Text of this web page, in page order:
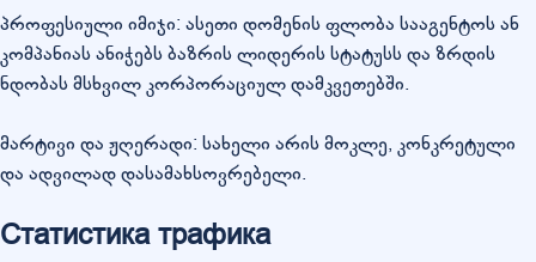
პროფესიული იმიჯი: ასეთი დომენის ფლობა სააგენტოს ან
კომპანიას ანიჭებს ბაზრის ლიდერის სტატუსს და ზრდის
ნდობას მსხვილ კორპორაციულ დამკვეთებში.
მარტივი და ჟღერადი: სახელი არის მოკლე, კონკრეტული
და ადვილად დასამახსოვრებელი.
Статистика трафика